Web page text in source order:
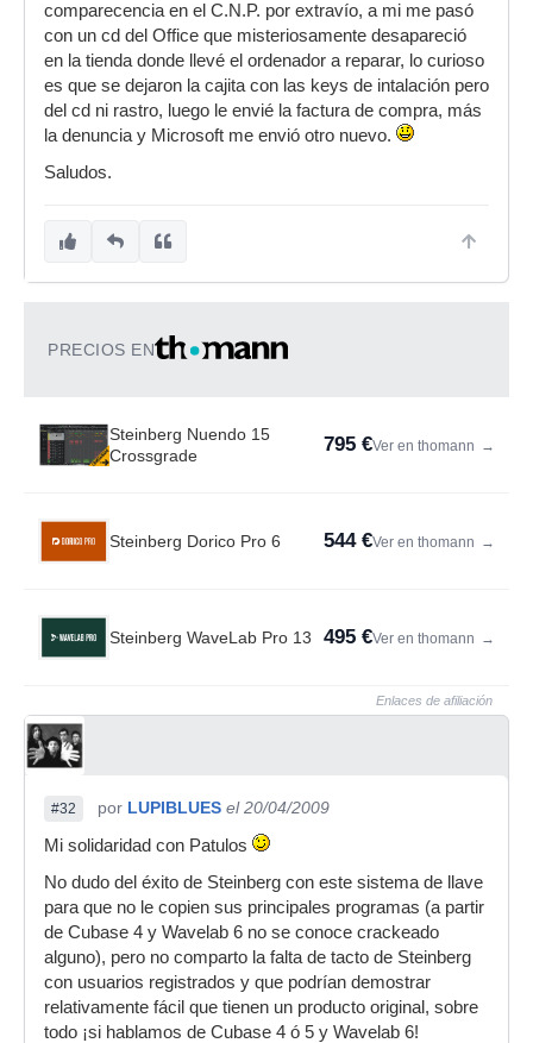
comparecencia en el C.N.P. por extravío, a mi me pasó
con un cd del Office que misteriosamente desapareció
en la tienda donde llevé el ordenador a reparar, lo curioso
es que se dejaron la cajita con las keys de intalación pero
del cd ni rastro, luego le envié la factura de compra, más
la denuncia y Microsoft me envió otro nuevo.
Saludos.
PRECIOS EN
Steinberg Nuendo 15
Crossgrade
795 €Ver en thomann →
Steinberg Dorico Pro 6 544 €Ver en thomann →
Steinberg WaveLab Pro 13 495 €Ver en thomann →
Enlaces de afiliación
#32 por LUPIBLUES el 20/04/2009
Mi solidaridad con Patulos
No dudo del éxito de Steinberg con este sistema de llave
para que no le copien sus principales programas (a partir
de Cubase 4 y Wavelab 6 no se conoce crackeado
alguno), pero no comparto la falta de tacto de Steinberg
con usuarios registrados y que podrían demostrar
relativamente fácil que tienen un producto original, sobre
todo ¡si hablamos de Cubase 4 ó 5 y Wavelab 6!